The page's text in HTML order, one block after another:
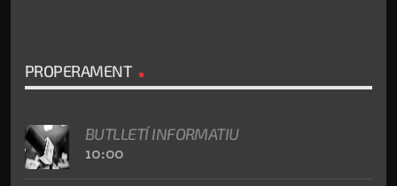
PROPERAMENT
BUTLLETÍ INFORMATIU
10:00